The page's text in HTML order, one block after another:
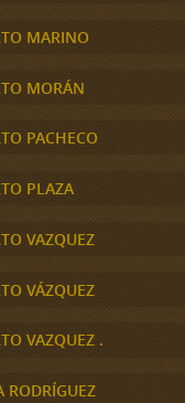
MARINO
MORÁN
PACHECO
PLAZA
VAZQUEZ
VÁZQUEZ
VAZQUEZ .
RODRÍGUEZ